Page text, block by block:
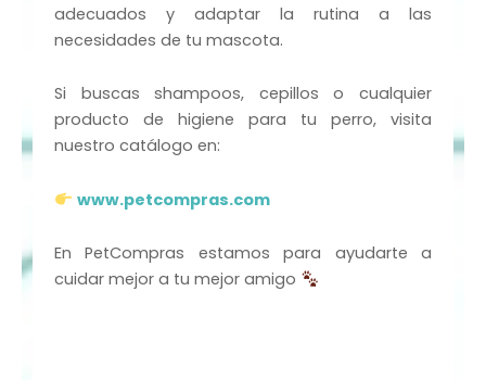
adecuados y adaptar la rutina a las
necesidades de tu mascota.
Si buscas shampoos, cepillos o cualquier
producto de higiene para tu perro, visita
nuestro catálogo en:
www.petcompras.com
En PetCompras estamos para ayudarte a
cuidar mejor a tu mejor amigo